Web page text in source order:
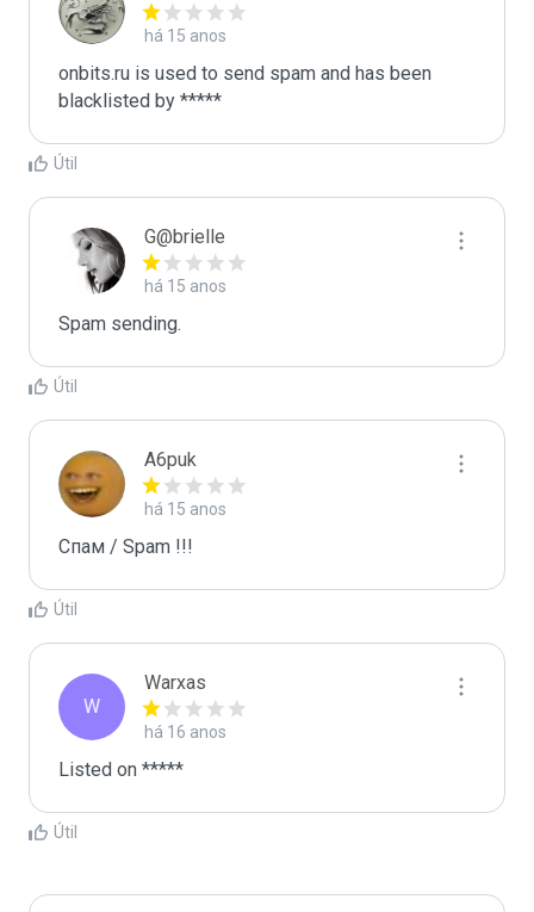
há 15 anos
onbits.ru is used to send spam and has been
blacklisted by *****
Útil
G@brielle
há 15 anos
Spam sending.
Útil
A6puk
há 15 anos
Спам / Spam !!!
Útil
W
Warxas
há 16 anos
Listed on *****
Útil